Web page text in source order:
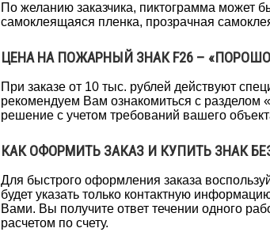
По желанию заказчика, пиктограмма может
самоклеящаяся пленка, прозрачная
ЦЕНА НА ПОЖАРНЫЙ ЗНАК F26 –
При заказе от 10 тыс. рублей действуют
рекомендуем Вам ознакомиться с разделом «
решение с учетом требований вашего
КАК ОФОРМИТЬ ЗАКАЗ И КУПИТЬ ЗНАК
Для быстрого оформления заказа
будет указать только контактную
Вами. Вы получите ответ течении одного
расчетом по счету.